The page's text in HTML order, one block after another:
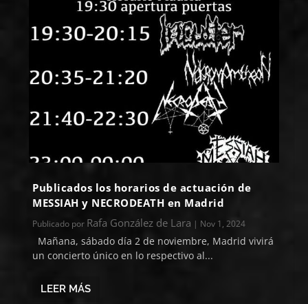
Publicados los horarios de actuación de
MESSIAH y NECRODEATH en Madrid
Publicado por Rafa González de Lara | Nov 1, 2024
Mañana, sábado día 2 de noviembre, Madrid vivirá
un concierto único en lo respectivo al...
LEER MÁS